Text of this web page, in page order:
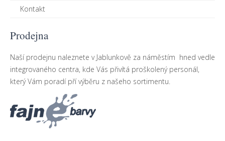
Kontakt
Prodejna
Naší prodejnu naleznete v Jablunkově za náměstím hned vedle
integrovaného centra, kde Vás přivítá proškolený personál,
který Vám poradí pří výběru z našeho sortimentu.